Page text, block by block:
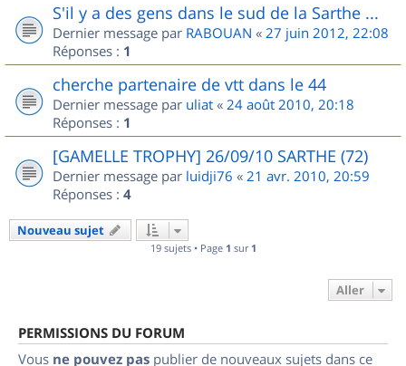
S'il y a des gens dans le sud de la Sarthe ...
Dernier message par RABOUAN « 27 juin 2012, 22:08
Réponses : 1
cherche partenaire de vtt dans le 44
Dernier message par uliat « 24 août 2010, 20:18
Réponses : 1
[GAMELLE TROPHY] 26/09/10 SARTHE (72)
Dernier message par luidji76 « 21 avr. 2010, 20:59
Réponses : 4
Nouveau sujet
19 sujets • Page 1 sur 1
Aller
PERMISSIONS DU FORUM
Vous ne pouvez pas publier de nouveaux sujets dans ce